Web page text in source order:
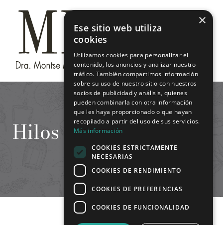
contenido
Hilos tensores faciales
×
Ese sitio web utiliza
cookies
Utilizamos cookies para personalizar el
contenido, los anuncios y analizar nuestro
tráfico. También compartimos información
sobre su uso de nuestro sitio con nuestros
socios de publicidad y análisis, quienes
pueden combinarla con otra información
que les haya proporcionado o que hayan
recopilado a partir del uso de sus servicios.
Más información
COOKIES ESTRICTAMENTE
NECESARIAS
COOKIES DE RENDIMIENTO
COOKIES DE PREFERENCIAS
COOKIES DE FUNCIONALIDAD